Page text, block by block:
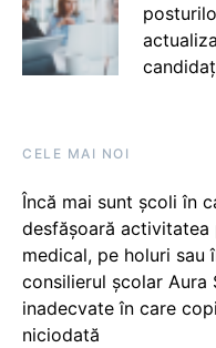
CELE MAI NOI
Încă mai sunt școli în
desfășoară
medical, pe holuri sau
consilierul școlar Aura
inadecvate în care
niciodată